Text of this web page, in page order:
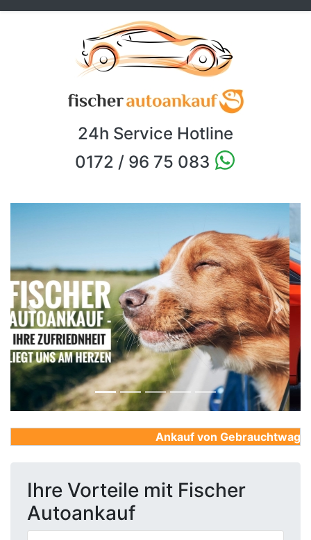
24h Service Hotline
0172 / 96 75 083
Previous Next
Ankauf von
Ihre Vorteile mit Fischer
Autoankauf